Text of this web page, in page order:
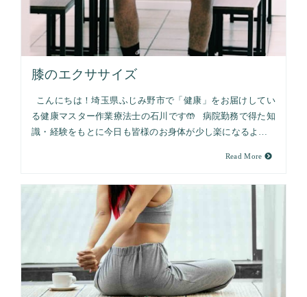
膝のエクササイズ
こんにちは！埼玉県ふじみ野市で「健康」をお届けしてい
る健康マスター作業療法士の石川です🤲 病院勤務で得た知
識・経験をもとに今日も皆様のお身体が少し楽になるよ…
Read More